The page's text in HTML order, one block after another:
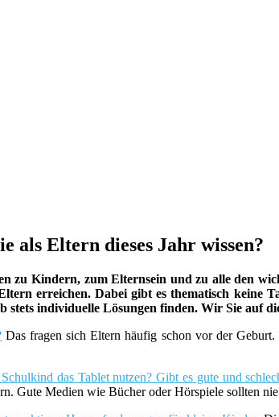
als Eltern dieses Jahr wissen?
zu Kindern, zum Elternsein und zu alle den
erreichen. Dabei gibt es thematisch keine
stets individuelle Lösungen finden. Wir Sie auf
Das fragen sich Eltern häufig schon vor der
das Tablet nutzen? Gibt es gute und
Gute Medien wie Bücher oder Hörspiele sollten nie